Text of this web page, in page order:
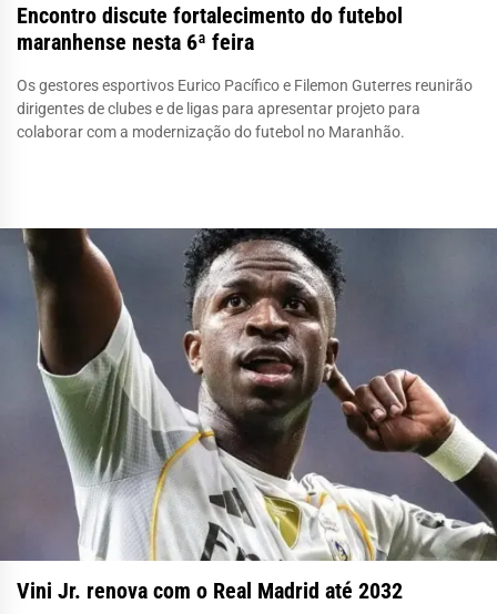
Encontro discute fortalecimento do futebol
maranhense nesta 6ª feira
Os gestores esportivos Eurico Pacífico e Filemon Guterres reunirão
dirigentes de clubes e de ligas para apresentar projeto para
colaborar com a modernização do futebol no Maranhão.
Vini Jr. renova com o Real Madrid até 2032